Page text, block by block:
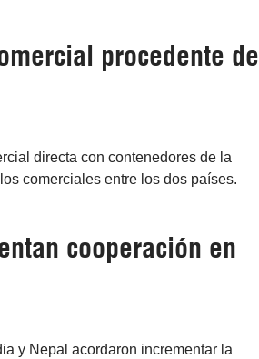
procedente de
directa con contenedores de la
comerciales entre los dos países.
cooperación en
y Nepal acordaron incrementar la